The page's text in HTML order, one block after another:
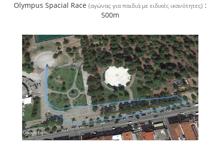
Olympus Spacial Race (αγώνας για παιδιά με ειδικές ικανότητες) :
500m